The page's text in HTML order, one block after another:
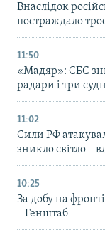
Внаслідок
постраждало
11:50
«Мадяр»: СБС
радари і три
11:02
Сили РФ
зникло світло –
10:25
За добу на
– Генштаб